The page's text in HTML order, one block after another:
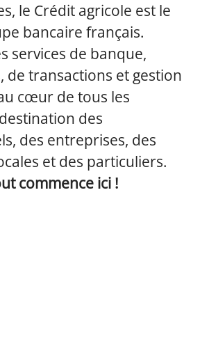
le Crédit agricole est le
bancaire français.
services de banque,
de transactions et gestion
cœur de tous les
des
des entreprises, des
et des particuliers.
commence ici !